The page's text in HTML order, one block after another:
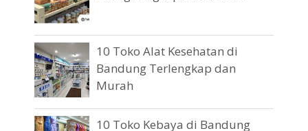
10 Toko Alat Kesehatan di
Bandung Terlengkap dan
Murah
10 Toko Kebaya di Bandung